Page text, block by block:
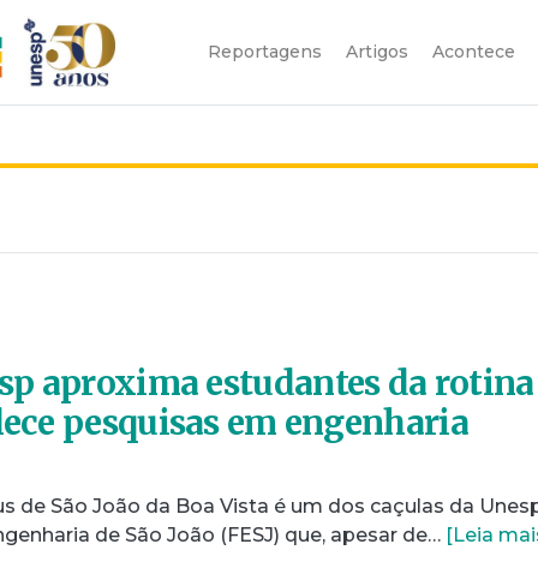
Reportagens Artigos Acontece
aproxima estudantes da
pesquisas em engenharia
de São João da Boa Vista é um dos caçulas da
de São João (FESJ) que, apesar de… [Leia